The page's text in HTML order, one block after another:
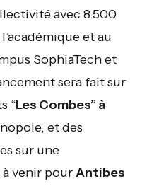
avec 8.500
et au
SophiaTech et
sera fait sur
“Les Combes” à
et des
sur une
venir pourAntibes